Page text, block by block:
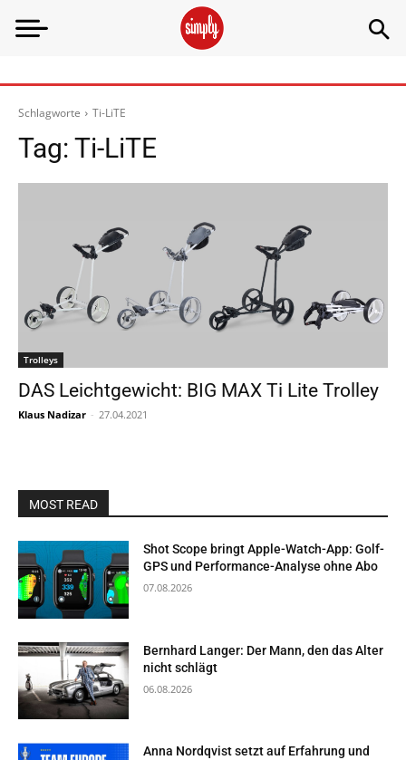
Schlagworte Ti-LiTE
Tag: Ti-LiTE
Trolleys
DAS Leichtgewicht: BIG MAX Ti Lite Trolley
Klaus Nadizar - 27.04.2021
MOST READ
Shot Scope bringt Apple-Watch-App: Golf-
GPS und Performance-Analyse ohne Abo
07.08.2026
Bernhard Langer: Der Mann, den das Alter
nicht schlägt
06.08.2026
Anna Nordqvist setzt auf Erfahrung und